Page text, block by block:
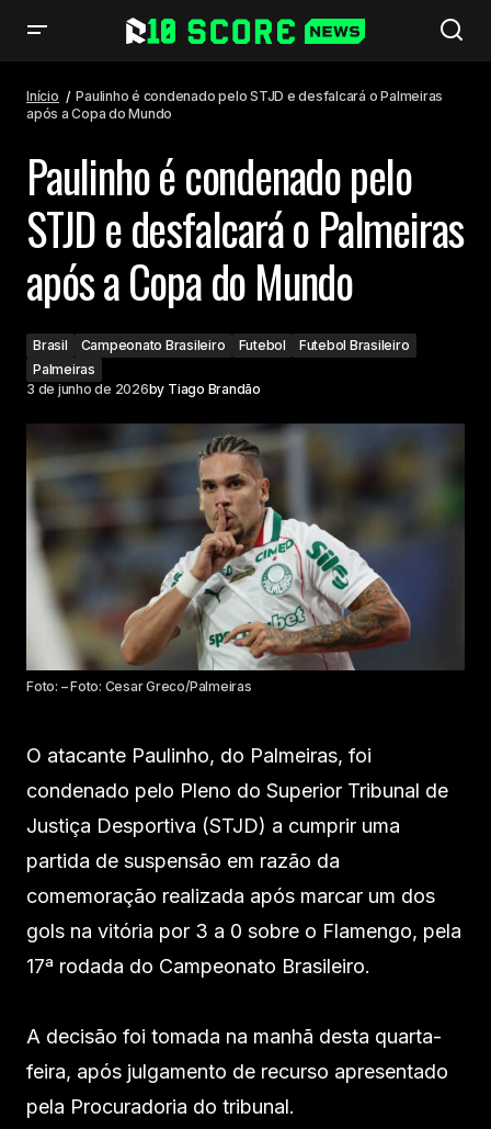
Mundo
Início
Paulinho é condenado pelo STJD e desfalcará o Palmeiras
após a Copa do Mundo
Paulinho é condenado pelo
STJD e desfalcará o Palmeiras
após a Copa do Mundo
Brasil Campeonato Brasileiro Futebol
Futebol Brasileiro
Palmeiras
3 de junho de 2026by Tiago Brandão
Foto: – Foto: Cesar Greco/Palmeiras
O atacante Paulinho, do Palmeiras, foi
condenado pelo Pleno do Superior Tribunal de
Justiça Desportiva (STJD) a cumprir uma
partida de suspensão em razão da
comemoração realizada após marcar um dos
gols na vitória por 3 a 0 sobre o Flamengo, pela
17ª rodada do Campeonato Brasileiro.
A decisão foi tomada na manhã desta quarta-
feira, após julgamento de recurso apresentado
pela Procuradoria do tribunal.